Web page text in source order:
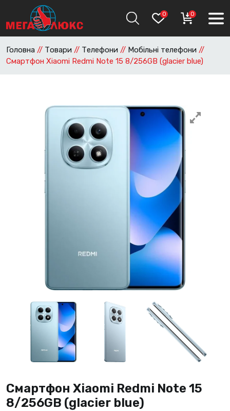
0 0
Головна // Товари // Телефони // Мобільні телефони //
Смартфон Xiaomi Redmi Note 15 8/256GB (glacier blue)
Смартфон Xiaomi Redmi Note 15
8/256GB (glacier blue)